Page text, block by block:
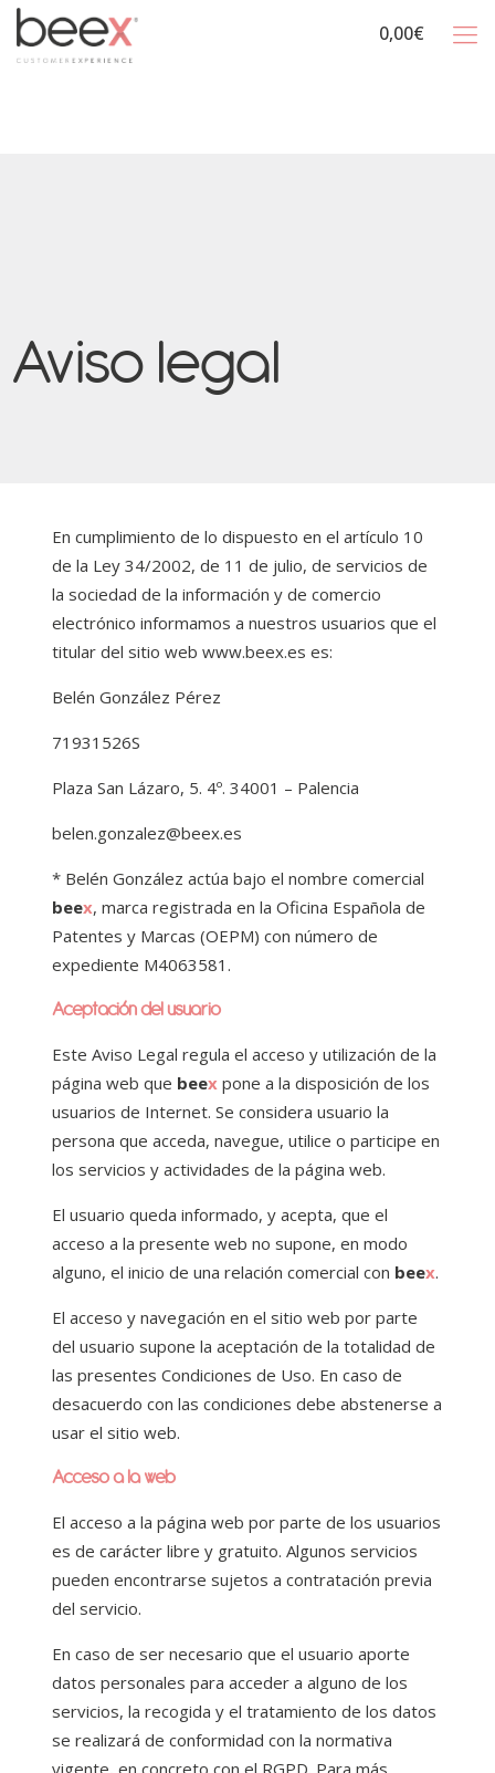
0,00€
Aviso legal
En cumplimiento de lo dispuesto en el artículo 10
de la Ley 34/2002, de 11 de julio, de servicios de
la sociedad de la información y de comercio
electrónico informamos a nuestros usuarios que el
titular del sitio web www.beex.es es:
Belén González Pérez
71931526S
Plaza San Lázaro, 5. 4º. 34001 – Palencia
belen.gonzalez@beex.es
* Belén González actúa bajo el nombre comercial
beex, marca registrada en la Oficina Española de
Patentes y Marcas (OEPM) con número de
expediente M4063581.
Aceptación del usuario
Este Aviso Legal regula el acceso y utilización de la
página web que beexpone a la disposición de los
usuarios de Internet. Se considera usuario la
persona que acceda, navegue, utilice o participe en
los servicios y actividades de la página web.
El usuario queda informado, y acepta, que el
acceso a la presente web no supone, en modo
alguno, el inicio de una relación comercial con beex.
El acceso y navegación en el sitio web por parte
del usuario supone la aceptación de la totalidad de
las presentes Condiciones de Uso. En caso de
desacuerdo con las condiciones debe abstenerse a
usar el sitio web.
Acceso a la web
El acceso a la página web por parte de los usuarios
es de carácter libre y gratuito. Algunos servicios
pueden encontrarse sujetos a contratación previa
del servicio.
En caso de ser necesario que el usuario aporte
datos personales para acceder a alguno de los
servicios, la recogida y el tratamiento de los datos
se realizará de conformidad con la normativa
vigente, en concreto con el RGPD. Para más